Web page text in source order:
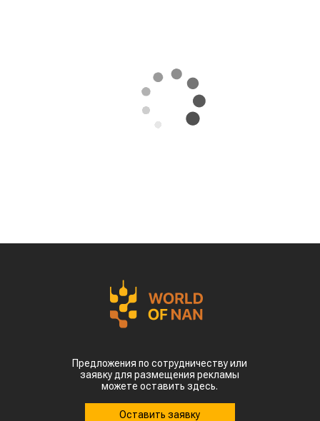
За первые пять месяцев этого года аграрии
Казахстана совершили масштабный прорыв
на мировом рынке зернобобовых, продав за
отметке в $35 млн.
страны мира. Ключевым торговым партнером
остается Турция, которая увеличила закупки в
пять раз и импортировала 63,4 тыс. тонн.
Главной сенсацией отчетного периода стал
полностью отсутствовали, то за пять месяцев
текущего года КНР выкупила сразу 14,2 тыс.
тонн казахстанской чечевицы.
Высокую динамику спроса показывают и другие